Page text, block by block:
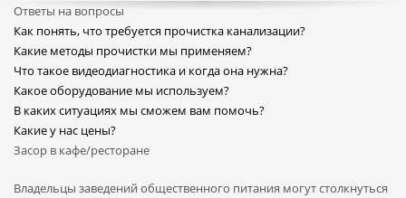
Ответы на вопросы
Как понять, что требуется прочистка канализации?
Какие методы прочистки мы применяем?
Что такое видеодиагностика и когда она нужна?
Какое оборудование мы используем?
В каких ситуациях мы сможем вам помочь?
Какие у нас цены?
Засор в кафе/ресторане
Владельцы заведений общественного питания могут столкнуться